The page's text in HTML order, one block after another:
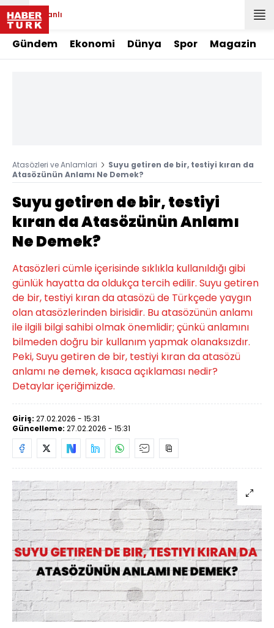
Canlı
Gündem Ekonomi Dünya Spor Magazin
Atasözleri ve Anlamlari
Suyu getiren de bir, testiyi kıran da
Atasözünün Anlamı Ne Demek?
Suyu getiren de bir, testiyi
kıran da Atasözünün Anlamı
Ne Demek?
Atasözleri cümle içerisinde sıklıkla kullanıldığı gibi
günlük hayatta da oldukça tercih edilir. Suyu getiren
de bir, testiyi kıran da atasözü de Türkçede yaygın
olan atasözlerinden birisidir. Bu atasözünün anlamı
ile ilgili bilgi sahibi olmak önemlidir; çünkü anlamını
bilmeden doğru bir kullanım yapmak olanaksızdır.
Peki, Suyu getiren de bir, testiyi kıran da atasözü
anlamı ne demek, kısaca açıklaması nedir?
Detaylar içeriğimizde.
Giriş: 27.02.2026 - 15:31
Güncelleme: 27.02.2026 - 15:31